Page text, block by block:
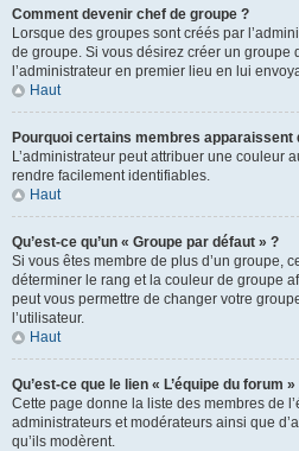
Comment devenir chef de groupe ?
Lorsque des groupes sont créés par
de groupe. Si vous désirez créer un groupe
l’administrateur en premier lieu en lui
Haut
Pourquoi certains membres
L’administrateur peut attribuer une couleur
rendre facilement identifiables.
Haut
Qu’est-ce qu’un « Groupe par défaut » ?
Si vous êtes membre de plus d’un groupe,
déterminer le rang et la couleur de groupe
peut vous permettre de changer votre
l’utilisateur.
Haut
Qu’est-ce que le lien « L’équipe du forum »
Cette page donne la liste des membres de
administrateurs et modérateurs ainsi que
qu’ils modèrent.